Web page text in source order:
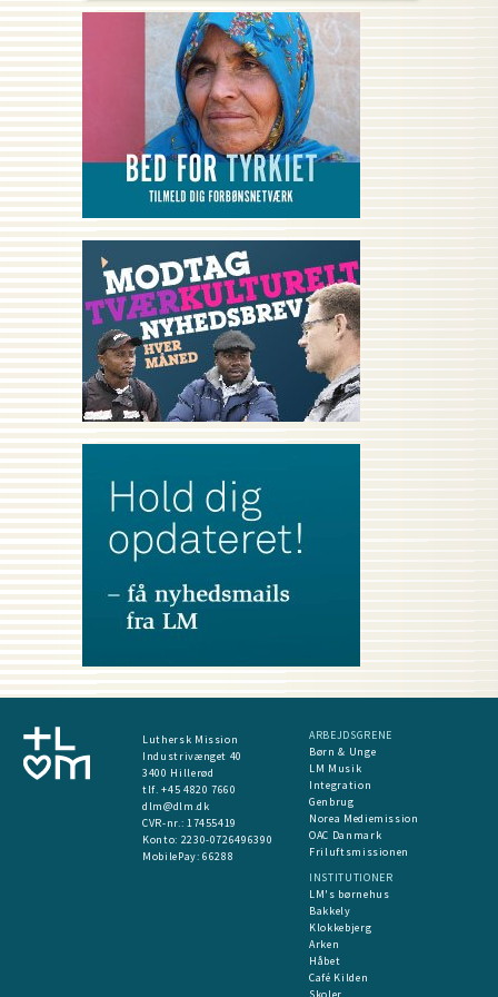
Luthersk Mission
Industrivænget 40
3400 Hillerød
tlf. +45 4820 7660
dlm@dlm.dk
CVR-nr.: 17455419
​Konto: 2230-0726496390
MobilePay:66288
ARBEJDSGRENE
Børn & Unge
LM Musik
Integration
Genbrug
Norea Mediemission
OAC Danmark
Friluftsmissionen
INSTITUTIONER
LM's børnehus
Bakkely
Klokkebjerg
Arken
Håbet
Café Kilden